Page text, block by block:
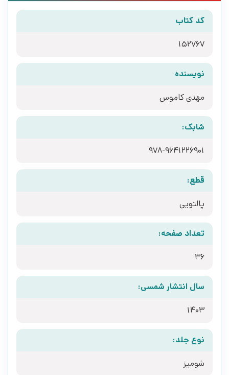
کد کتاب
152767
نویسنده
مهدی کاموس
شابک:
978-9641226901
قطع:
پالتویی
تعداد صفحه:
36
سال انتشار شمسی:
1403
نوع جلد:
شومیز